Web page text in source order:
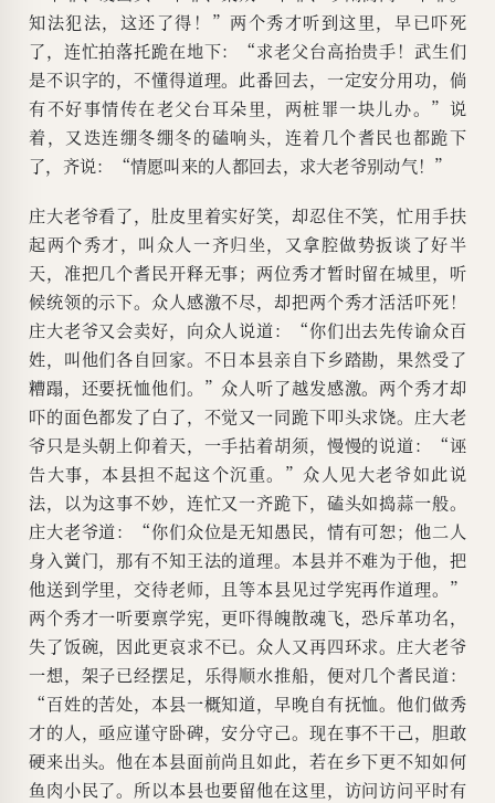
知法犯法，这还了得！”两个秀才听到这里，早已吓死
了，连忙拍落托跪在地下：“求老父台高抬贵手！武生们
是不识字的，不懂得道理。此番回去，一定安分用功，倘
有不好事情传在老父台耳朵里，两桩罪一块儿办。”说
着，又迭连绷冬绷冬的磕响头，连着几个耆民也都跪下
了，齐说：“情愿叫来的人都回去，求大老爷别动气！”
庄大老爷看了，肚皮里着实好笑，却忍住不笑，忙用手扶
起两个秀才，叫众人一齐归坐，又拿腔做势扳谈了好半
天，准把几个耆民开释无事；两位秀才暂时留在城里，听
候统领的示下。众人感激不尽，却把两个秀才活活吓死！
庄大老爷又会卖好，向众人说道：“你们出去先传谕众百
姓，叫他们各自回家。不日本县亲自下乡踏勘，果然受了
糟蹋，还要抚恤他们。”众人听了越发感激。两个秀才却
吓的面色都发了白了，不觉又一同跪下叩头求饶。庄大老
爷只是头朝上仰着天，一手拈着胡须，慢慢的说道：“诬
告大事，本县担不起这个沉重。”众人见大老爷如此说
法，以为这事不妙，连忙又一齐跪下，磕头如捣蒜一般。
庄大老爷道：“你们众位是无知愚民，情有可恕；他二人
身入黉门，那有不知王法的道理。本县并不难为于他，把
他送到学里，交待老师，且等本县见过学宪再作道理。”
两个秀才一听要禀学宪，更吓得魄散魂飞，恐斥革功名，
失了饭碗，因此更哀求不已。众人又再四环求。庄大老爷
一想，架子已经摆足，乐得顺水推船，便对几个耆民道：
“百姓的苦处，本县一概知道，早晚自有抚恤。他们做秀
才的人，亟应谨守卧碑，安分守己。现在事不干己，胆敢
硬来出头。他在本县面前尚且如此，若在乡下更不知如何
鱼肉小民了。所以本县也要留他在这里，访问访问平时有